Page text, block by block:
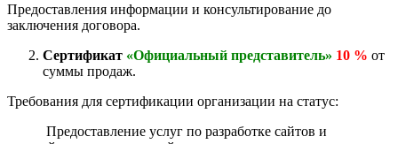
Предоставления информации и консультирование до
заключения договора.
Сертификат «Официальный представитель» 10 % от
суммы продаж.
Требования для сертификации организации на статус:
Предоставление услуг по разработке сайтов и